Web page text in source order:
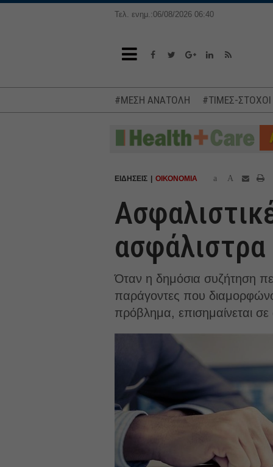
Τελ. ενημ.:06/08/2026 06:40
#ΜΕΣΗ ΑΝΑΤΟΛΗ #ΤΙΜΕΣ-
ΕΙΔΗΣΕΙΣ ΟΙΚΟΝΟΜΙΑ a A
ασφάλιστρα
Όταν η δημόσια συζήτηση
παράγοντες που
πρόβλημα, επισημαίνεται